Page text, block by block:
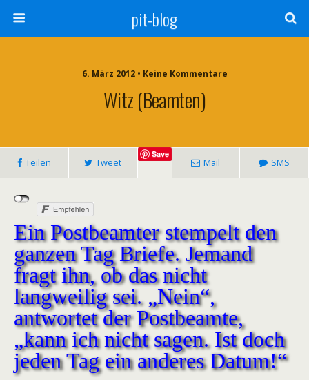
pit-blog
6. März 2012 • Keine Kommentare
Witz (Beamten)
Teilen Tweet
Save
Mail SMS
Ein Postbeamter stempelt den
ganzen Tag Briefe. Jemand
fragt ihn, ob das nicht
langweilig sei. „Nein“,
antwortet der Postbeamte,
„kann ich nicht sagen. Ist doch
jeden Tag ein anderes Datum!“